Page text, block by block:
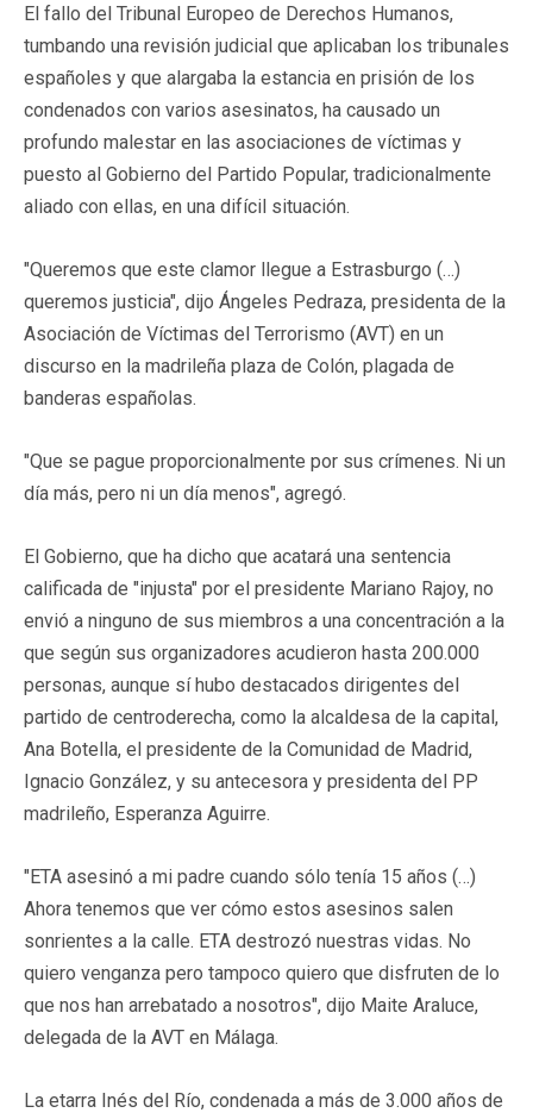
El fallo del Tribunal Europeo de Derechos Humanos,
tumbando una revisión judicial que aplicaban los tribunales
españoles y que alargaba la estancia en prisión de los
condenados con varios asesinatos, ha causado un
profundo malestar en las asociaciones de víctimas y
puesto al Gobierno del Partido Popular, tradicionalmente
aliado con ellas, en una difícil situación.
"Queremos que este clamor llegue a Estrasburgo (…)
queremos justicia", dijo Ángeles Pedraza, presidenta de la
Asociación de Víctimas del Terrorismo (AVT) en un
discurso en la madrileña plaza de Colón, plagada de
banderas españolas.
"Que se pague proporcionalmente por sus crímenes. Ni un
día más, pero ni un día menos", agregó.
El Gobierno, que ha dicho que acatará una sentencia
calificada de "injusta" por el presidente Mariano Rajoy, no
envió a ninguno de sus miembros a una concentración a la
que según sus organizadores acudieron hasta 200.000
personas, aunque sí hubo destacados dirigentes del
partido de centroderecha, como la alcaldesa de la capital,
Ana Botella, el presidente de la Comunidad de Madrid,
Ignacio González, y su antecesora y presidenta del PP
madrileño, Esperanza Aguirre.
"ETA asesinó a mi padre cuando sólo tenía 15 años (…)
Ahora tenemos que ver cómo estos asesinos salen
sonrientes a la calle. ETA destrozó nuestras vidas. No
quiero venganza pero tampoco quiero que disfruten de lo
que nos han arrebatado a nosotros", dijo Maite Araluce,
delegada de la AVT en Málaga.
La etarra Inés del Río, condenada a más de 3.000 años de